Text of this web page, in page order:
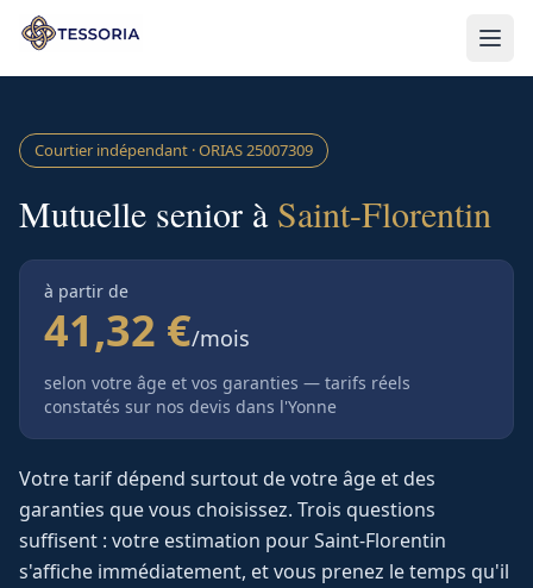
Aller au contenu principal
Courtier indépendant · ORIAS25007309
Mutuelle senior à Saint-Florentin
à partir de
41,32 €/mois
selon votre âge et vos garanties — tarifs réels
constatés sur nos devis dans l'Yonne
Votre tarif dépend surtout de votre âge et des
garanties que vous choisissez. Trois questions
suffisent : votre estimation pourSaint-Florentin
s'affiche immédiatement, et vous prenez le temps qu'il